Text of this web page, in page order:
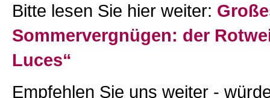
Bitte lesen Sie hier weiter:
Sommervergnügen: der
Luces“
Empfehlen Sie uns weiter -